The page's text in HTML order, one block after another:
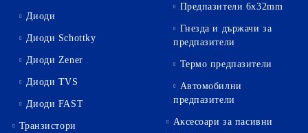
Диоди
Диоди Schottky
Диоди Zener
Диоди TVS
Диоди FAST
Транзистори
Предпазители 6х32mm
Гнезда и държачи за
предпазители
Термо предпазители
Автомобилни
предпазители
Аксесоари за пасивни